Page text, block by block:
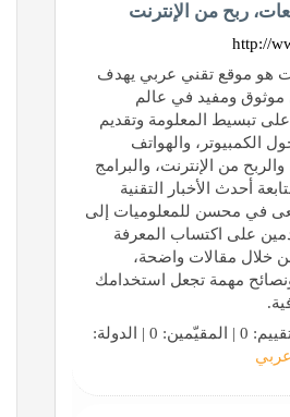
ربح من الإنترنت
http://
هو موقع تقني عربي يهدف
موثوق ومفيد في عالم
على تبسيط المعلومة وتقديم
الكمبيوتر، والهواتف
والربح من الإنترنت، والبرامج
أحدث الأخبار التقنية
في محسن للمعلوميات إلى
على اكتساب المعرفة
خلال مقالات واضحة،
مهمة تجعل استخدامك
عربي